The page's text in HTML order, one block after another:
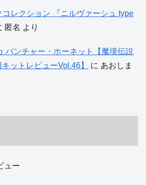
レクション 『ニルヴァーシュ type
匿名 より
バンチャー・ホーネット【魔境伝説
ットレビューVol.46】
に あおしま
ュー